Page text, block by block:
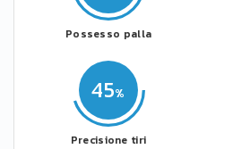
Possesso palla
45
Precisione tiri